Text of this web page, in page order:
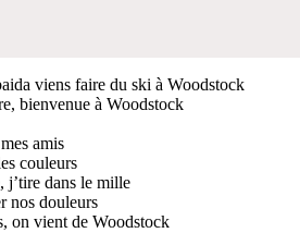
viens faire du ski à Woodstock
bienvenue à Woodstock
amis
couleurs
j’tire dans le mille
nos douleurs
on vient de Woodstock